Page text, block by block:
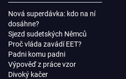
Nová superdávka: kdo na ní
dosáhne?
Sjezd sudetských Němců
Proč vláda zavádí EET?
Padni komu padni
Výpověď z práce vzor
Divoký kačer